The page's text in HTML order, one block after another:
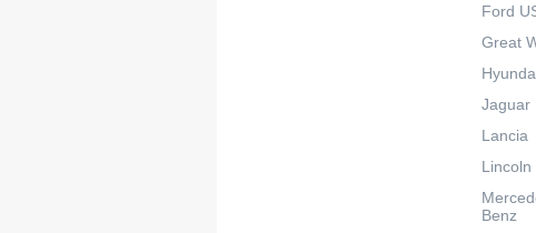
Ford
Great
Jaguar
Lancia
Lincoln
Benz